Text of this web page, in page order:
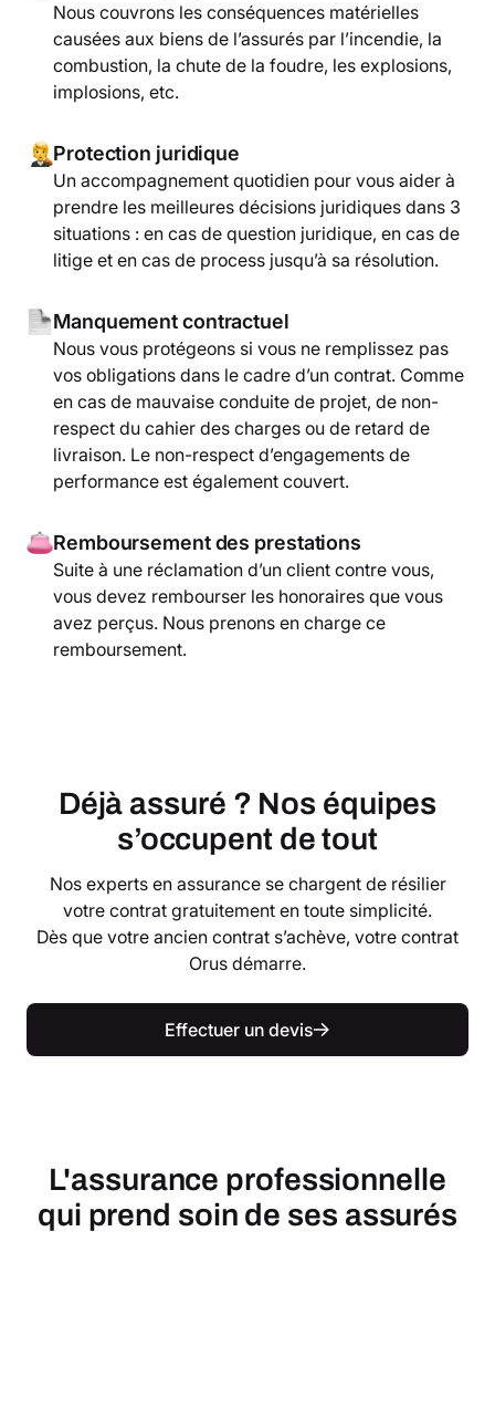
Nous couvrons les conséquences matérielles
causées aux biens de l’assurés par l’incendie, la
combustion, la chute de la foudre, les explosions,
implosions, etc.
Protection juridique
Un accompagnement quotidien pour vous aider à
prendre les meilleures décisions juridiques dans 3
situations : en cas de question juridique, en cas de
litige et en cas de process jusqu’à sa résolution.
Manquement contractuel
Nous vous protégeons si vous ne remplissez pas
vos obligations dans le cadre d’un contrat. Comme
en cas de mauvaise conduite de projet, de non-
respect du cahier des charges ou de retard de
livraison. Le non-respect d’engagements de
performance est également couvert.
Remboursement des prestations
Suite à une réclamation d’un client contre vous,
vous devez rembourser les honoraires que vous
avez perçus. Nous prenons en charge ce
remboursement.
Déjà assuré ? Nos équipes
s’occupent de tout
Nos experts en assurance se chargent de résilier
votre contrat gratuitement en toute simplicité.
Dès que votre ancien contrat s’achève, votre contrat
Orus démarre.
Effectuer un devis
L'assurance professionnelle
qui prend soin de ses assurés